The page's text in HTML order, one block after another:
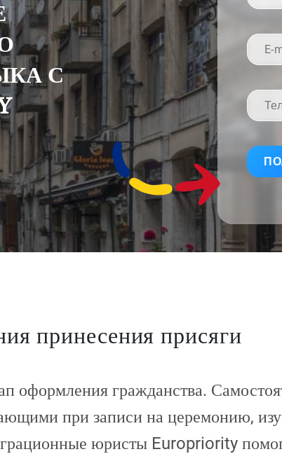
С
принесения присяги
оформления гражданства.
при записи на церемонию,
юристы Europriority